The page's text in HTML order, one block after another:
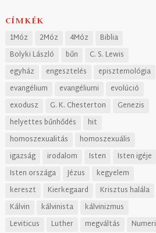
CÍMKÉK
1Móz 2Móz 4Móz
Biblia
Bolyki László
bűn
C. S. Lewis
egyház
engesztelés
episztemológia
evangélium
evangéliumi
evolúció
exodusz
G. K. Chesterton
Genezis
helyettes bűnhődés
hit
homoszexualitás
homoszexuális
igazság
irodalom Isten
Isten igéje
Isten országa
Jézus
kegyelem
kereszt
Kierkegaard
Krisztus halála
Kálvin
kálvinista
kálvinizmus
Leviticus
Luther megváltás Numeri